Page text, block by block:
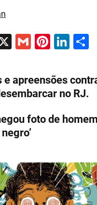
X
G
l
Pi
er
e
st
Li
e
dI
n
ar
e
e apreensões
no RJ.
foto de homem